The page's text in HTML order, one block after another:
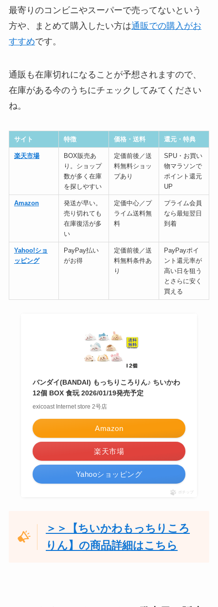
最寄りのコンビニやスーパーで売ってないという
方や、まとめて購入したい方は通販での購入がお
すすめです。
通販も在庫切れになることが予想されますので、
在庫がある今のうちにチェックしてみてください
ね。
サイト 特徴 価格・送料 還元・特典
楽天市場
BOX販売あ
り。ショップ
数が多く在庫
を探しやすい
定価前後／送
料無料ショッ
プあり
SPU・お買い
物マラソンで
ポイント還元
UP
Amazon
発送が早い。
売り切れても
在庫復活が多
い
定価中心／プ
ライム送料無
料
プライム会員
なら最短翌日
到着
Yahoo!ショ
ッピング
PayPay払い
がお得
定価前後／送
料無料条件あ
り
PayPayポイ
ント還元率が
高い日を狙う
とさらに安く
買える
バンダイ(BANDAI) もっちりころりん♪ ちいかわ
12個 BOX 食玩 2026/01/19発売予定
exicoast Internet store 2号店
Amazon
楽天市場
Yahooショッピング
ポチップ
＞＞【ちいかわもっちりころ
りん】の商品詳細はこちら